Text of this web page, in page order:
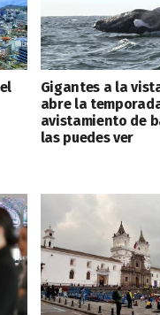
Gigantes a la
abre la
avistamiento de
las puedes ver